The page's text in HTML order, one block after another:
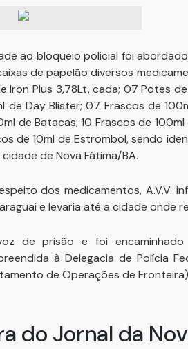
ao bloqueio policial foi
de papelão diversos
Iron Plus 3,78Lt, cada; 07 Potes
de Day Blister; 07 Frascos de
de Batacas; 10 Frascos de
de 10ml de Estrombol, sendo
de Nova Fátima/BA.
dos medicamentos, A.V.V.
e levaria até a cidade onde
de prisão e foi
à Delegacia de Polícia
de Operações de Fronteira)
do Jornal da